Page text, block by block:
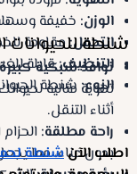
الوزن: خفيفة
التحمل:مقاومة
التنظيف:قابلة
النوع: شنطة
شنطة للحيوانات
نوافذ شبكية
تهوية مثالية
أثناء التنقل.
راحة مطلقة:
بدون عناء، مما
اطلب الآنشنطة لحمل